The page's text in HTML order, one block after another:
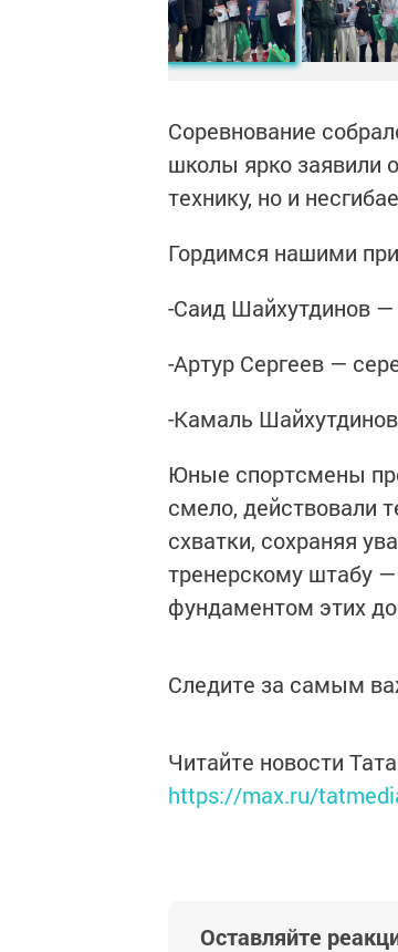
Соревнование
школы ярко заявили
технику, но и
Гордимся нашими
-Саид Шайхутдинов —
-Артур Сергеев —
-Камаль
Юные спортсмены
смело, действовали
схватки, сохраняя
тренерскому штабу
фундаментом этих
Следите за самым
Читайте новости
https://max.ru/
Оставляйте